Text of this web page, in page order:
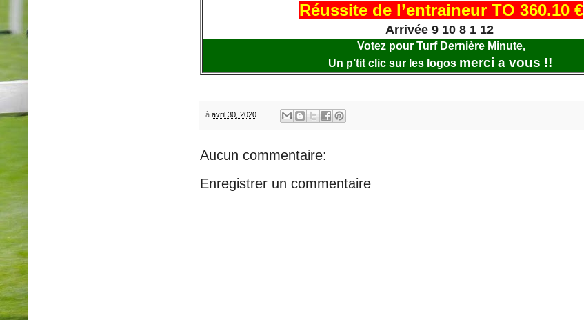
Réussite de l’entraineur TO 360.10 €
Arrivée 9 10 8 1 12
Votez pour Turf Dernière Minute,
Un p’tit clic sur les logos merci a vous !!
à avril 30, 2020
Aucun commentaire:
Enregistrer un commentaire